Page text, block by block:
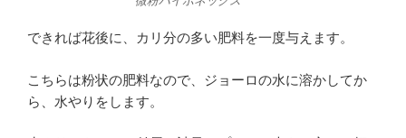
できれば花後に、カリ分の多い肥料を一度与えます。
こちらは粉状の肥料なので、ジョーロの水に溶かしてか
ら、水やりをします。